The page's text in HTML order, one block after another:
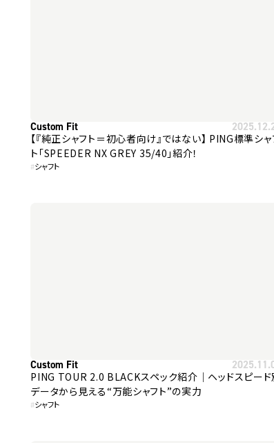
Custom Fit
【『純正シャフト＝初心者向け』ではない】 PING標準シャ
ト「SPEEDER NX GREY 35/40」紹介！
#シャフト
Custom Fit
PING TOUR 2.0 BLACKスペック紹介｜ヘッドスピー
データから見える“万能シャフト”の実力
#シャフト